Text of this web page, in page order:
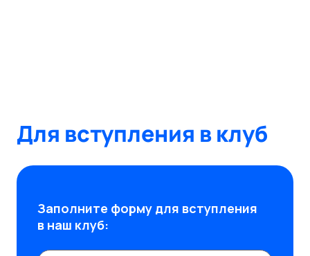
Для вступления в клуб
Заполните форму для вступления
в наш клуб: